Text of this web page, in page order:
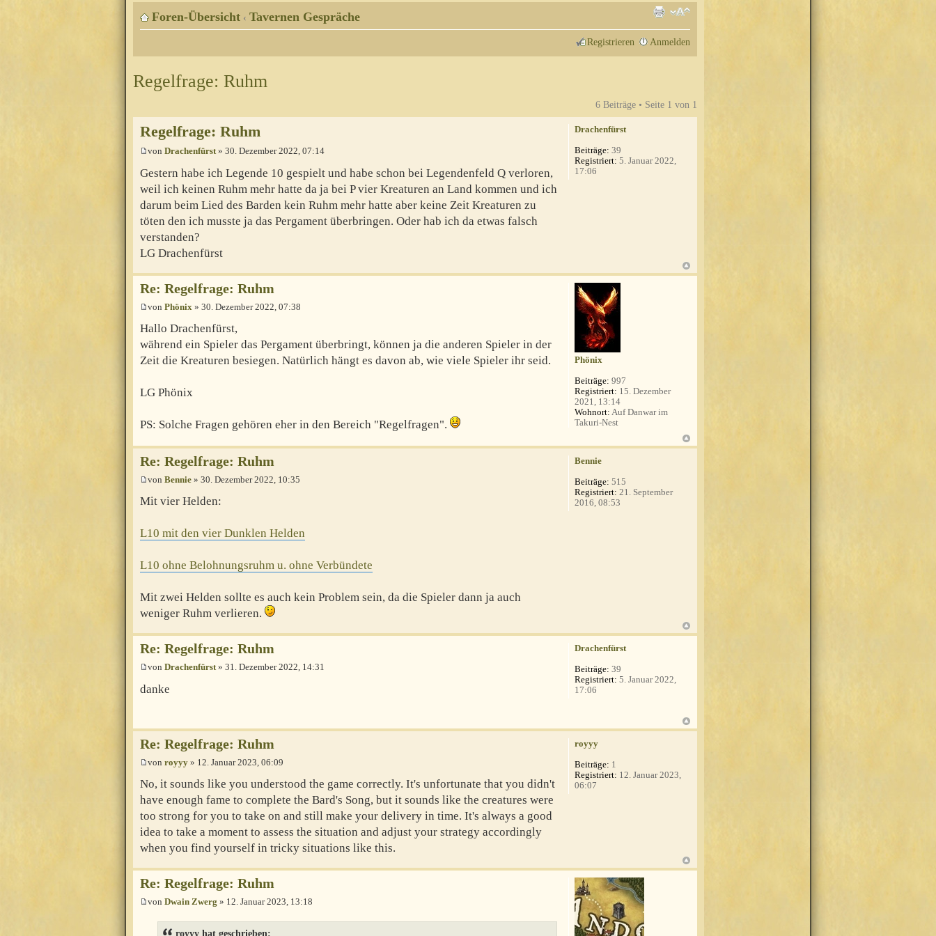
Foren-Übersicht ‹ Tavernen Gespräche
Registrieren Anmelden
Regelfrage: Ruhm
6 Beiträge • Seite 1 von 1
Regelfrage: Ruhm
von Drachenfürst» 30. Dezember 2022, 07:14
Gestern habe ich Legende 10 gespielt und habe schon bei Legendenfeld Q verloren,
weil ich keinen Ruhm mehr hatte da ja bei P vier Kreaturen an Land kommen und ich
darum beim Lied des Barden kein Ruhm mehr hatte aber keine Zeit Kreaturen zu
töten den ich musste ja das Pergament überbringen. Oder hab ich da etwas falsch
verstanden?
LG Drachenfürst
Drachenfürst
Beiträge: 39
Registriert: 5. Januar 2022,
17:06
Re: Regelfrage: Ruhm
von Phönix » 30. Dezember 2022, 07:38
Hallo Drachenfürst,
während ein Spieler das Pergament überbringt, können ja die anderen Spieler in der
Zeit die Kreaturen besiegen. Natürlich hängt es davon ab, wie viele Spieler ihr seid.
LG Phönix
PS: Solche Fragen gehören eher in den Bereich "Regelfragen".
Phönix
Beiträge: 997
Registriert: 15. Dezember
2021, 13:14
Wohnort: Auf Danwar im
Takuri-Nest
Re: Regelfrage: Ruhm
von Bennie » 30. Dezember 2022, 10:35
Mit vier Helden:
L10 mit den vier Dunklen Helden
L10 ohne Belohnungsruhm u. ohne Verbündete
Mit zwei Helden sollte es auch kein Problem sein, da die Spieler dann ja auch
weniger Ruhm verlieren.
Bennie
Beiträge: 515
Registriert: 21. September
2016, 08:53
Re: Regelfrage: Ruhm
von Drachenfürst» 31. Dezember 2022, 14:31
danke
Drachenfürst
Beiträge: 39
Registriert: 5. Januar 2022,
17:06
Re: Regelfrage: Ruhm
von royyy » 12. Januar 2023, 06:09
No, it sounds like you understood the game correctly. It's unfortunate that you didn't
have enough fame to complete the Bard's Song, but it sounds like the creatures were
too strong for you to take on and still make your delivery in time. It's always a good
idea to take a moment to assess the situation and adjust your strategy accordingly
when you find yourself in tricky situations like this.
royyy
Beiträge: 1
Registriert: 12. Januar 2023,
06:07
Re: Regelfrage: Ruhm
von Dwain Zwerg » 12. Januar 2023, 13:18
royyy hat geschrieben: